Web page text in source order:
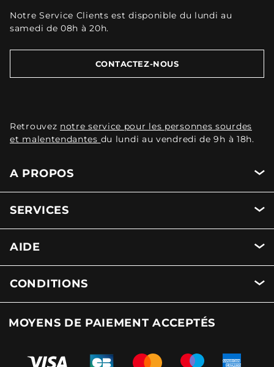
Notre Service Clients est disponible du lundi au
samedi de 08h à 20h.
CONTACTEZ-NOUS
Retrouvez notre service pour les personnes sourdes
et malentendantes du lundi au vendredi de 9h à 18h.
A PROPOS
SERVICES
AIDE
CONDITIONS
MOYENS DE PAIEMENT ACCEPTÉS